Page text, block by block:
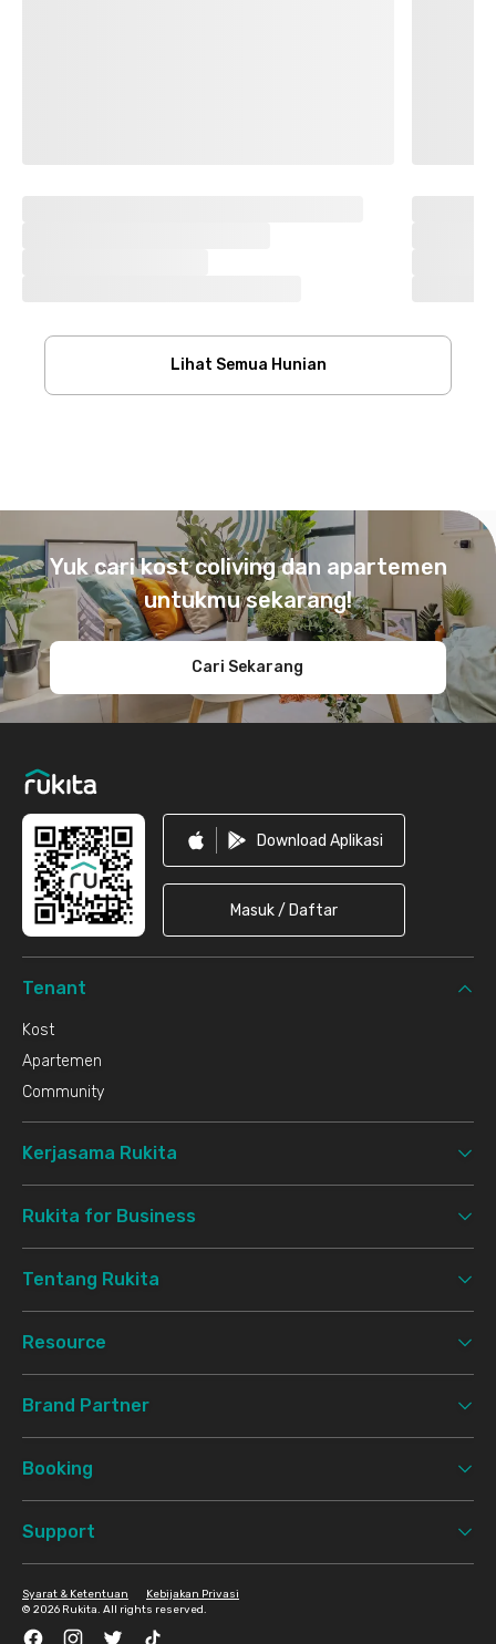
Lihat Semua Hunian
Yuk cari kost coliving dan apartemen
untukmu sekarang!
Cari Sekarang
Download Aplikasi
Masuk / Daftar
Tenant
Kost
Apartemen
Community
Kerjasama Rukita
Rukita for Business
Tentang Rukita
Resource
Brand Partner
Booking
Support
© 2026 Rukita. All rights reserved.
Syarat & Ketentuan Kebijakan Privasi
FacebookInstagramTwitter TikTok